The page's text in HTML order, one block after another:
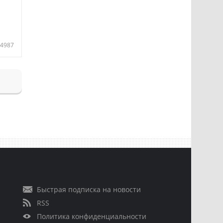
4987
Быстрая подписка на новости
RSS
Политика конфиденциальности